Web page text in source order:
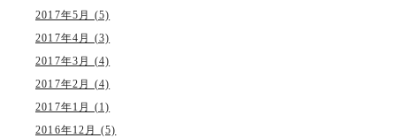
2017年5月 (5)
2017年4月 (3)
2017年3月 (4)
2017年2月 (4)
2017年1月 (1)
2016年12月 (5)